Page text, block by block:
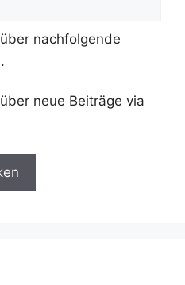
nachfolgende
neue Beiträge via